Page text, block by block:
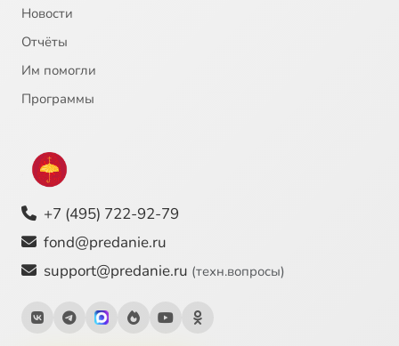
Новости
Отчёты
Им помогли
Программы
+7 (495) 722-92-79
fond@predanie.ru
support@predanie.ru (техн.вопросы)